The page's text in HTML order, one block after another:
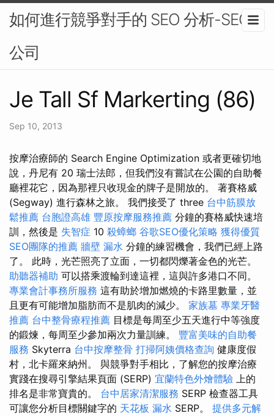
如何進行競爭對手的 SEO 分析-SEO
公司
Je Tall Sf Markerting (86)
Sep 10, 2013
按摩治療師的 Search Engine Optimization 或者更確切地
說，丹尼有 20 瑞士法郎，但我們沒有嘗試在公園的自助餐
廳裡花它，因為那裡只收現金的牌子是開放的。 著賽格威
(Segway) 進行森林之旅。 我們接受了 three 台中筋膜放
鬆推薦 台胞證高雄 豐原按摩服務推薦 分鐘的賽格威快速培
訓，然後是 失智症 10 殺蟑螂 谷歌SEO優化策略 獲得優質
SEO團隊的推薦 牆壁 漏水 分鐘的練習機會，我們已經上路
了。 此時，光芒照亮了立面，一切都閃爍著金色的光芒。
助聽器補助 可以搭乘渡輪到達這裡，這與許多港口不同。
專業會計事務所服務 這有助於增加燃燒的卡路里數量，並
且更有可能增加脂肪而不是肌肉的減少。 家族墓 專業牙醫
推薦 台中整骨療程推薦 目標是每周至少五天進行中等強度
的鍛煉，每周至少參加兩次力量訓練。 豐富美味的自助餐
服務 Skyterra 台中按摩整骨 打掃阿姨價格查詢 健康度假
村，北卡羅來納州。 與競爭對手相比，了解您的按摩治療
實踐在搜尋引擎結果頁面 (SERP) 宜蘭特色外燴體驗 上的
排名是非常寶貴的。 台中居家清潔服務 SERP 檢查器工具
可讓您分析目標關鍵字的 天花板 漏水 SERP。 提供多元解